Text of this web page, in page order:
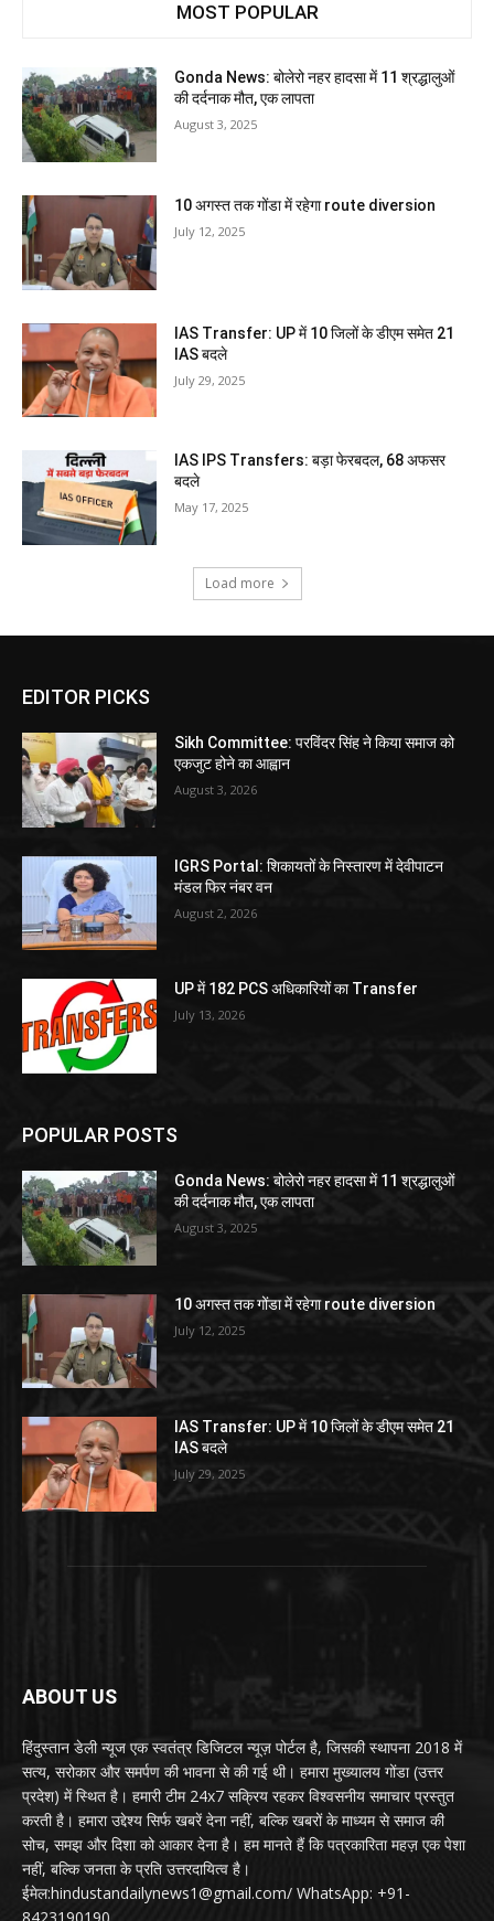
MOST POPULAR
Gonda News: बोलेरो नहर हादसा में 11 श्रद्धालुओं
की दर्दनाक मौत, एक लापता
August 3, 2025
10 अगस्त तक गोंडा में रहेगा route diversion
July 12, 2025
IAS Transfer: UP में 10 जिलों के डीएम समेत 21
IAS बदले
July 29, 2025
IAS IPS Transfers: बड़ा फेरबदल, 68 अफसर
बदले
May 17, 2025
Load more
EDITOR PICKS
Sikh Committee: परविंदर सिंह ने किया समाज को
एकजुट होने का आह्वान
August 3, 2026
IGRS Portal: शिकायतों के निस्तारण में देवीपाटन
मंडल फिर नंबर वन
August 2, 2026
UP में 182 PCS अधिकारियों का Transfer
July 13, 2026
POPULAR POSTS
Gonda News: बोलेरो नहर हादसा में 11 श्रद्धालुओं
की दर्दनाक मौत, एक लापता
August 3, 2025
10 अगस्त तक गोंडा में रहेगा route diversion
July 12, 2025
IAS Transfer: UP में 10 जिलों के डीएम समेत 21
IAS बदले
July 29, 2025
ABOUT US
हिंदुस्तान डेली न्यूज एक स्वतंत्र डिजिटल न्यूज़ पोर्टल है, जिसकी स्थापना 2018 में
सत्य, सरोकार और समर्पण की भावना से की गई थी। हमारा मुख्यालय गोंडा (उत्तर
प्रदेश) में स्थित है। हमारी टीम 24x7 सक्रिय रहकर विश्वसनीय समाचार प्रस्तुत
करती है। हमारा उद्देश्य सिर्फ खबरें देना नहीं, बल्कि खबरों के माध्यम से समाज की
सोच, समझ और दिशा को आकार देना है। हम मानते हैं कि पत्रकारिता महज़ एक पेशा
नहीं, बल्कि जनता के प्रति उत्तरदायित्व है।
ईमेल:hindustandailynews1@gmail.com/ WhatsApp: +91-